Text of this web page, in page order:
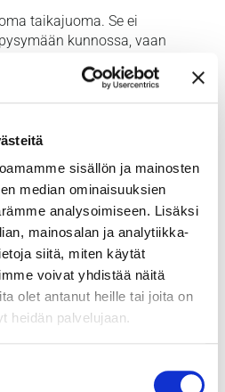
sisällön ja mainosten
median ominaisuuksien
analysoimiseen. Lisäksi
mainosalan ja analytiikka-
siitä, miten käytät
voivat yhdistää näitä
olet antanut heille tai joita on
heidän palvelujaan.
taikajuoma. Se ei
kunnossa, vaan
Ja älä unohda unen voimaa
kehollesi ja
jotka saavat sinut
tuki on kuin lämmin
Olipa kyseessä sitten
tai ystävät, on
yksin. Jakamalla
apua, me olemme vain